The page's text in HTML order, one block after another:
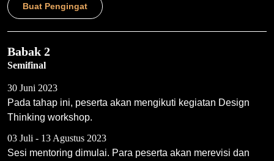
Buat Pengingat
Babak 2
Semifinal
30 Juni 2023
Pada tahap ini, peserta akan mengikuti kegiatan Design
Thinking workshop.
03 Juli - 13 Agustus 2023
Sesi mentoring dimulai. Para peserta akan merevisi dan